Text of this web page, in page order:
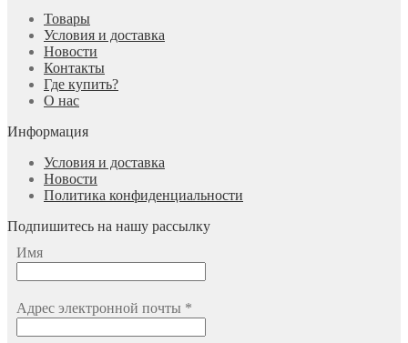
Товары
Условия и доставка
Новости
Контакты
Где купить?
О нас
Информация
Условия и доставка
Новости
Политика конфиденциальности
Подпишитесь на нашу рассылку
Имя
Адрес электронной почты *